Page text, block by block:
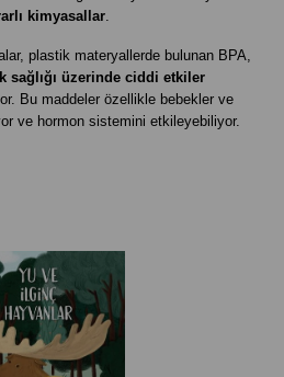
kimyasallar
plastik materyallerde bulunan BPA,
sağlığı üzerinde ciddi etkiler
Bu maddeler özellikle bebekler ve
ve hormon sistemini etkileyebiliyor.